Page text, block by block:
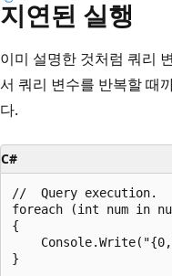
지연된 실행
이미 설명한 것처럼 쿼리
서 쿼리 변수를 반복할 때
다.
C#
//  Query execution.
foreach (int num in
{